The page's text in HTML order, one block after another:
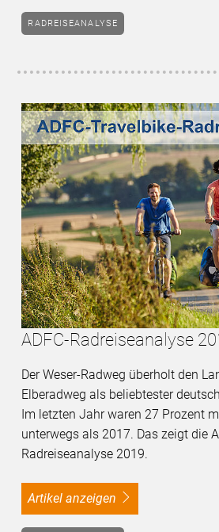
RADREISEANALYSE
ADFC-Radreiseanalyse
Der Weser-Radweg überholt den
Elberadweg als beliebtester
Im letzten Jahr waren 27 Prozent
unterwegs als 2017. Das zeigt die
Radreiseanalyse 2019.
Artikel anzeigen